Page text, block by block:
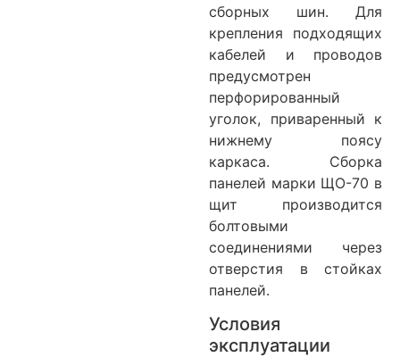
сборных шин. Для
крепления подходящих
кабелей и проводов
предусмотрен
перфорированный
уголок, приваренный к
нижнему поясу
каркаса. Сборка
панелей марки ЩО-70 в
щит производится
болтовыми
соединениями через
отверстия в стойках
панелей.
Условия
эксплуатации